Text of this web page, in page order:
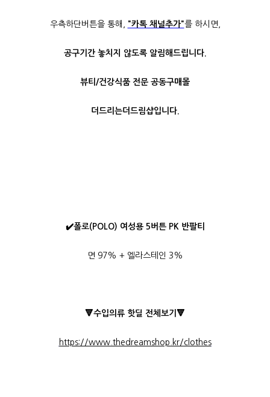
우측하단버튼을 통해, "카톡 채널추가"를 하시면,
공구기간 놓치지 않도록 알림해드립니다.
뷰티/건강식품 전문 공동구매몰
더드리는더드림샵입니다.
✔️폴로(POLO) 여성용 5버튼 PK 반팔티
면 97% + 엘라스테인 3%
🔻수입의류 핫딜 전체보기🔻
https://www.thedreamshop.kr/clothes